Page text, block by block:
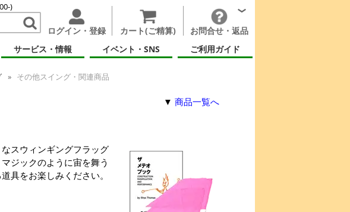
)
ログイン・登録 カート(ご精算)
お問合せ・返品
サービス・情報 イベント・SNS ご利用ガイド
その他スイング・関連商品
▼ 商品一覧へ
スウィンギングフラッグ
ジックのように宙を舞う
具をお楽しみください。